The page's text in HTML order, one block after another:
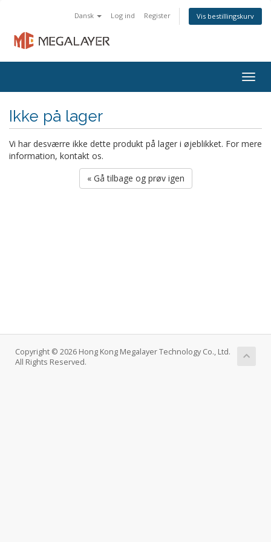
Dansk Log ind Register Vis bestillingskurv
Ikke på lager
Vi har desværre ikke dette produkt på lager i øjeblikket. For mere
information, kontakt os.
« Gå tilbage og prøv igen
Copyright © 2026 Hong Kong Megalayer Technology Co., Ltd.
All Rights Reserved.